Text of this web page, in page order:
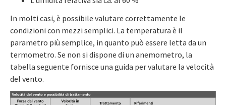
In molti casi, è possibile valutare correttamente le
condizioni con mezzi semplici. La temperatura è il
parametro più semplice, in quanto può essere letta da un
termometro. Se non si dispone di un anemometro, la
tabella seguente fornisce una guida per valutare la velocità
del vento.